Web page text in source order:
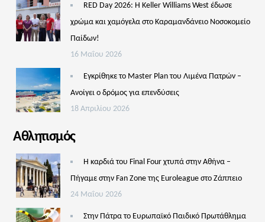
RED Day 2026: Η Keller Williams West έδωσε
χρώμα και χαμόγελα στο Καραμανδάνειο Νοσοκομείο
Παίδων!
16 Μαΐου 2026
Εγκρίθηκε το Master Plan του Λιμένα Πατρών –
Aνοίγει ο δρόμος για επενδύσεις
18 Απριλίου 2026
Αθλητισμός
Η καρδιά του Final Four χτυπά στην Αθήνα –
Πήγαμε στην Fan Zone της Euroleague στο Ζάππειο
24 Μαΐου 2026
Στην Πάτρα το Ευρωπαϊκό Παιδικό Πρωτάθλημα